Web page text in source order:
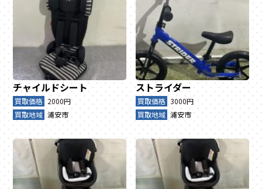
チャイルドシート
買取価格 2000円
買取地域 浦安市
ストライダー
買取価格 3000円
買取地域 浦安市